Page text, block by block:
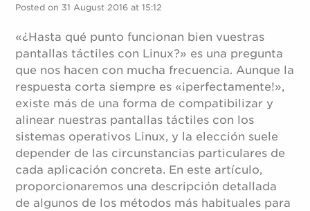
Posted on 31 August 2016 at 15:12
«¿Hasta qué punto funcionan bien vuestras
pantallas táctiles con Linux?» es una pregunta
que nos hacen con mucha frecuencia. Aunque la
respuesta corta siempre es «¡perfectamente!»,
existe más de una forma de compatibilizar y
alinear nuestras pantallas táctiles con los
sistemas operativos Linux, y la elección suele
depender de las circunstancias particulares de
cada aplicación concreta. En este artículo,
proporcionaremos una descripción detallada
de algunos de los métodos más habituales para